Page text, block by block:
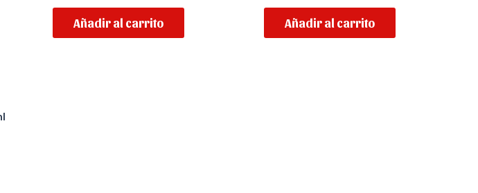
Añadir al carrito Añadir al carrito